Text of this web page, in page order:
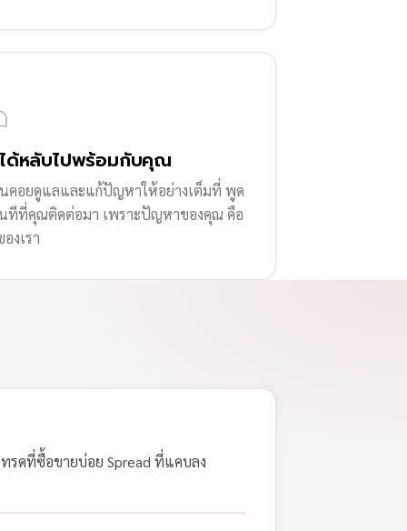
ได้หลับไปพร้อมกับคุณ
คอยดูแลและแก้ปัญหาให้อย่างเต็มที่ พูด
ทีที่คุณติดต่อมา เพราะปัญหาของคุณ คือ
งเรา
รดที่ซื้อขายบ่อย Spread ที่แคบลง